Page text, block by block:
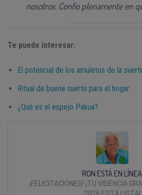
nosotros. Confío plenamente en
Te puede interesar:
El potencial de los amuletos de la
Ritual de buena suerte para el hogar
¿Qué es el espejo Pakua?
RON ESTÁ EN LÍNEA
¡FELICITACIONES! ¡TU VIDENCIA